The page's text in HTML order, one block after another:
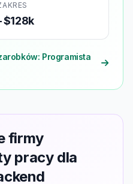
$128k
Programista
firmy
pracy dla